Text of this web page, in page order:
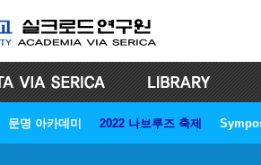
문명 아카데미 2022 나브루즈 축제